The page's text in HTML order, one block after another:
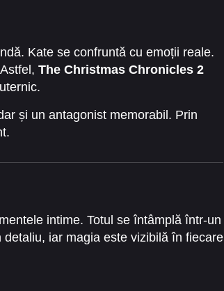
Kate se confruntă cu emoții reale.
The Christmas Chronicles 2
și un antagonist memorabil. Prin
intime. Totul se întâmplă într-un
iar magia este vizibilă în fiecare